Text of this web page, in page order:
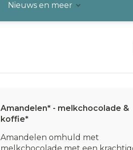
Nieuws en meer
Amandelen* - melkchocolade &
koffie*
Amandelen omhuld met